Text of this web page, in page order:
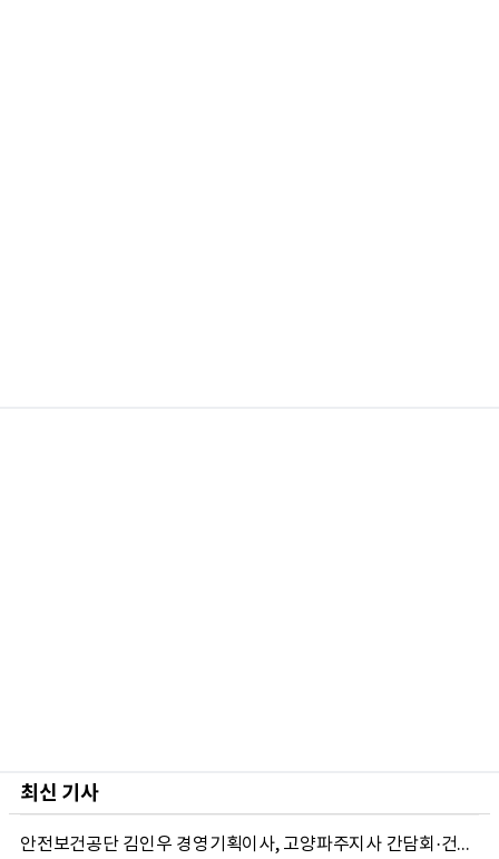
최신 기사
안전보건공단 김인우 경영기획이사, 고양파주지사 간담회·건설현장 폭염 현장경영